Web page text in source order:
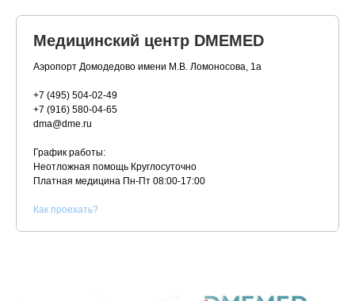
Медицинский центр DMEMED
Аэропорт Домодедово имени М.В. Ломоносова, 1а
+7 (495) 504-02-49
+7 (916) 580-04-65
dma@dme.ru
График работы:
Неотложная помощь Круглосуточно
Платная медицина Пн-Пт 08:00-17:00
Как проехать?